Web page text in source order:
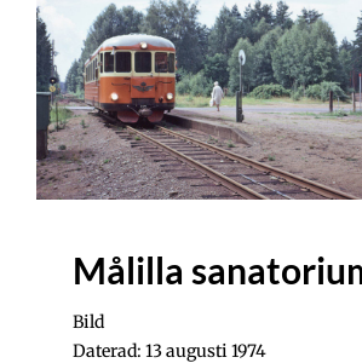
Målilla
Bild
Daterad: 13 augusti 1974